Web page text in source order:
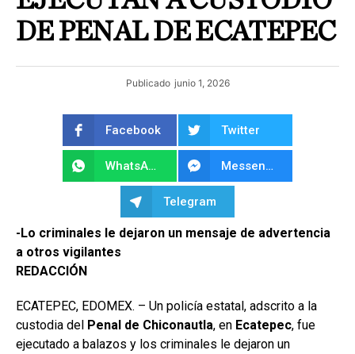
DE PENAL DE ECATEPEC
Publicado junio 1, 2026
Facebook Twitter
WhatsApp Messenger
Telegram
-Lo criminales le dejaron un mensaje de advertencia
a otros vigilantes
REDACCIÓN
ECATEPEC, EDOMEX. – Un policía estatal, adscrito a la
custodia del Penal de Chiconautla, en Ecatepec, fue
ejecutado a balazos y los criminales le dejaron un